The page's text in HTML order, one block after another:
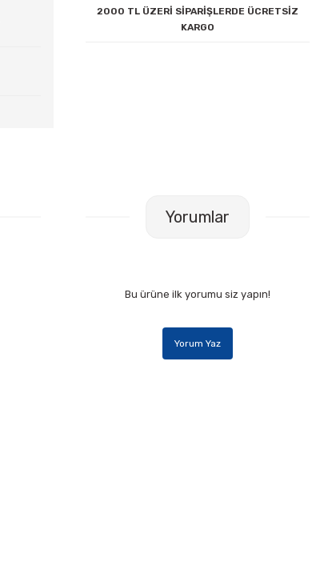
2000 TL ÜZERİ SİPARİŞLERDE ÜCRETSİZ
KARGO
Yorumlar
Bu ürüne ilk yorumu siz yapın!
Yorum Yaz